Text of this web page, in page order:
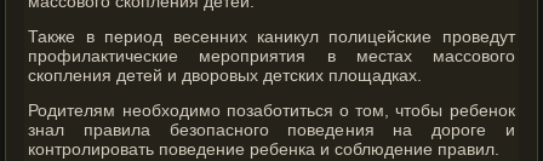
Также в период весенних каникул полицейские проведут
профилактические мероприятия в местах массового
скопления детей и дворовых детских площадках.
Родителям необходимо позаботиться о том, чтобы ребенок
знал правила безопасного поведения на дороге и
контролировать поведение ребенка и соблюдение правил.